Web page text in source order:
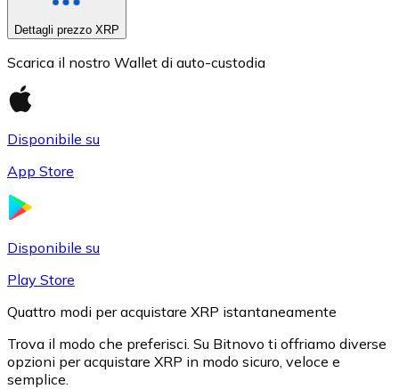
Dettagli prezzo XRP
Scarica il nostro Wallet di auto-custodia
Disponibile su
App Store
Disponibile su
Play Store
Quattro modi per acquistare XRP istantaneamente
Trova il modo che preferisci. Su Bitnovo ti offriamo diverse
opzioni per acquistare XRP in modo sicuro, veloce e
semplice.